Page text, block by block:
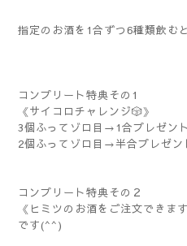
指定のお酒を1合ずつ6種類飲む
コンプリート特典その1
《サイコロチャレンジ🎲》
3個ふってゾロ目→1合プレゼン
2個ふってゾロ目→半合プレゼン
コンプリート特典その２
《ヒミツのお酒をご注文でき
です(^^)